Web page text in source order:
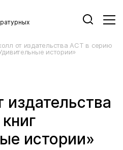
от издательства АСТ в серию
истории»
истории»